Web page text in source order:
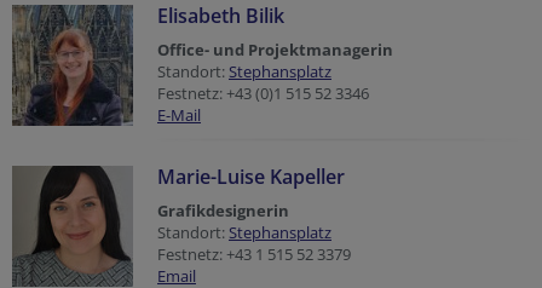
Elisabeth Bilik
Office- und Projektmanagerin
Standort: Stephansplatz
Festnetz: +43 (0)1 515 52 3346
E-Mail
Marie-Luise Kapeller
Grafikdesignerin
Standort: Stephansplatz
Festnetz: +43 1 515 52 3379
Email